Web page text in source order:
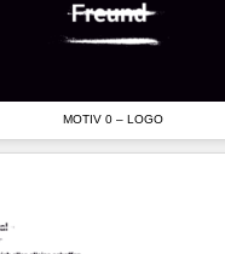
MOTIV 0 – LOGO